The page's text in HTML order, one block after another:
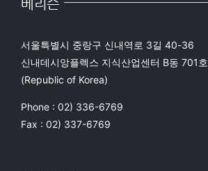
베리슨
서울특별시 중랑구 신내역로 3길 40-36
신내데시앙플렉스 지식산업센터 B동 701호
(Republic of Korea)
Phone : 02) 336-6769
Fax : 02) 337-6769